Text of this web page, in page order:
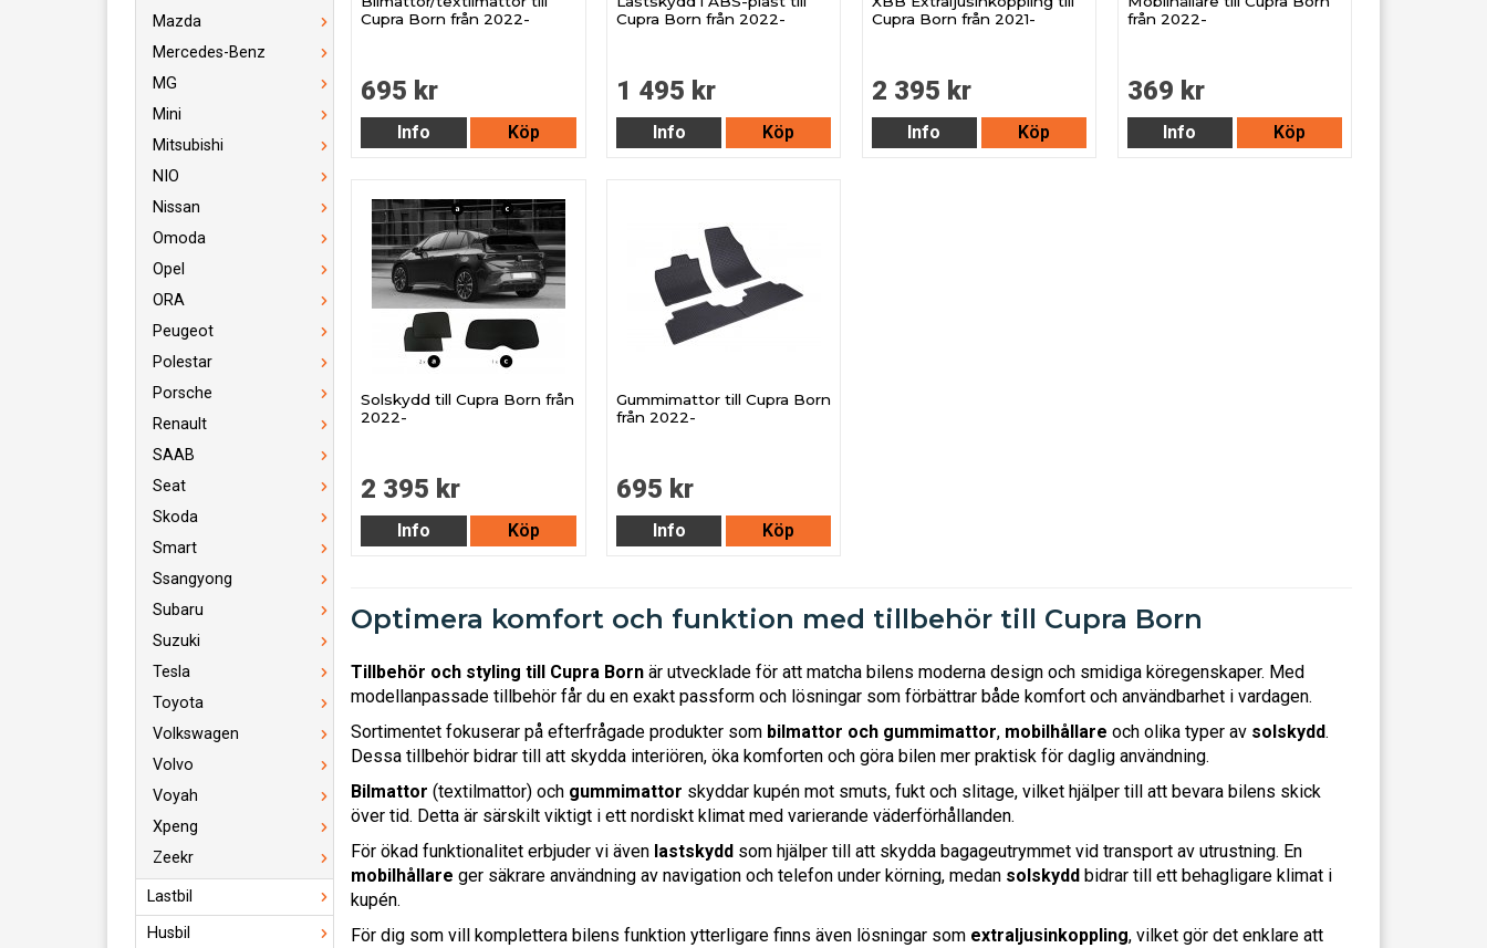
Mazda
Mercedes-Benz
MG
Mini
Mitsubishi
NIO
Nissan
Omoda
Opel
ORA
Peugeot
Polestar
Porsche
Renault
SAAB
Seat
Skoda
Smart
Ssangyong
Subaru
Suzuki
Tesla
Toyota
Volkswagen
Volvo
Voyah
Xpeng
Zeekr
Lastbil
Husbil
Cupra Born från 2022-
695 kr
Info Köp
Cupra Born från 2022-
1 495 kr
Info Köp
Cupra Born från 2021-
2 395 kr
Info Köp
från 2022-
369 kr
Info Köp
Solskydd till Cupra Born från
2022-
2 395 kr
Info Köp
Gummimattor till Cupra Born
från 2022-
695 kr
Info Köp
Optimera komfort och funktion med tillbehör till Cupra Born
Tillbehör och styling till Cupra Born är utvecklade för att matcha bilens moderna design och smidiga köregenskaper. Med
modellanpassade tillbehör får du en exakt passform och lösningar som förbättrar både komfort och användbarhet i vardagen.
Sortimentet fokuserar på efterfrågade produkter som bilmattor och gummimattor, mobilhållare och olika typer av solskydd.
Dessa tillbehör bidrar till att skydda interiören, öka komforten och göra bilen mer praktisk för daglig användning.
Bilmattor (textilmattor) och gummimattor skyddar kupén mot smuts, fukt och slitage, vilket hjälper till att bevara bilens skick
över tid. Detta är särskilt viktigt i ett nordiskt klimat med varierande väderförhållanden.
För ökad funktionalitet erbjuder vi även lastskydd som hjälper till att skydda bagageutrymmet vid transport av utrustning. En
mobilhållare ger säkrare användning av navigation och telefon under körning, medan solskydd bidrar till ett behagligare klimat i
kupén.
För dig som vill komplettera bilens funktion ytterligare finns även lösningar som extraljusinkoppling, vilket gör det enklare att